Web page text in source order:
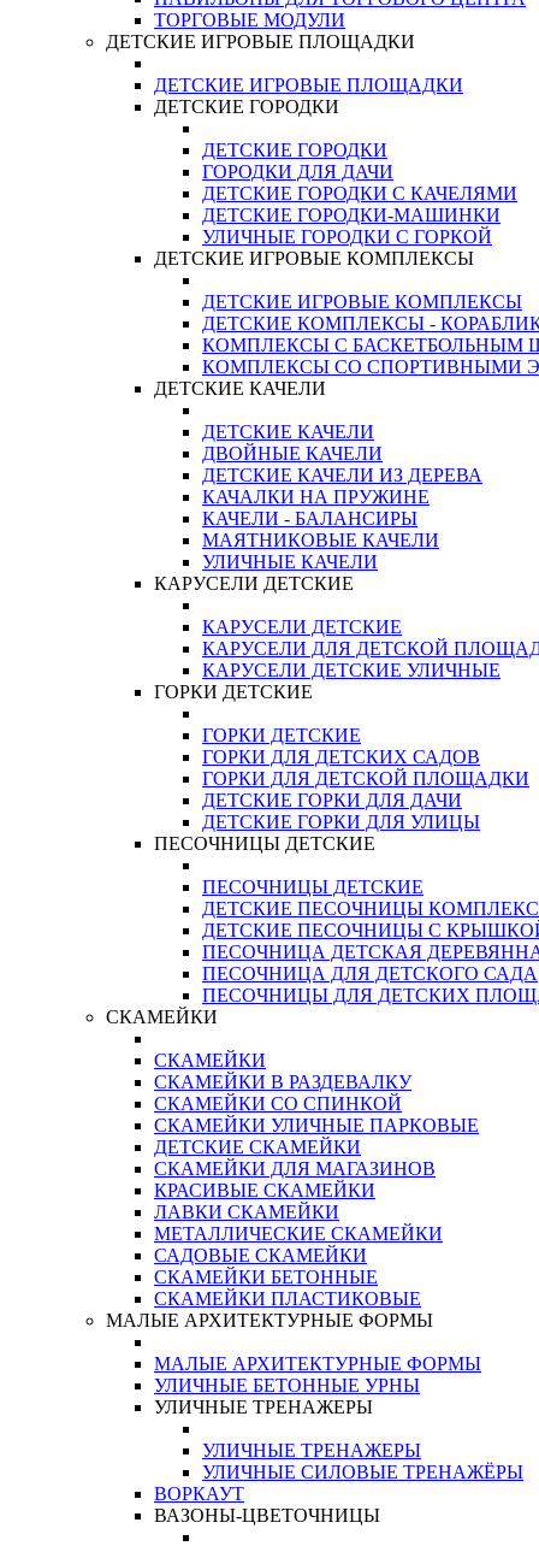
ТОРГОВЫЕ МОДУЛИ
ДЕТСКИЕ ИГРОВЫЕ ПЛОЩАДКИ
ДЕТСКИЕ ИГРОВЫЕ ПЛОЩАДКИ
ДЕТСКИЕ ГОРОДКИ
ДЕТСКИЕ ГОРОДКИ
ГОРОДКИ ДЛЯ ДАЧИ
ДЕТСКИЕ ГОРОДКИ С КАЧЕЛЯМИ
ДЕТСКИЕ ГОРОДКИ-МАШИНКИ
УЛИЧНЫЕ ГОРОДКИ С ГОРКОЙ
ДЕТСКИЕ ИГРОВЫЕ КОМПЛЕКСЫ
ДЕТСКИЕ ИГРОВЫЕ КОМПЛЕКСЫ
ДЕТСКИЕ КОМПЛЕКСЫ -
КОМПЛЕКСЫ С БАСКЕТБОЛЬНЫМ
КОМПЛЕКСЫ СО СПОРТИВНЫМИ
ДЕТСКИЕ КАЧЕЛИ
ДЕТСКИЕ КАЧЕЛИ
ДВОЙНЫЕ КАЧЕЛИ
ДЕТСКИЕ КАЧЕЛИ ИЗ ДЕРЕВА
КАЧАЛКИ НА ПРУЖИНЕ
КАЧЕЛИ - БАЛАНСИРЫ
МАЯТНИКОВЫЕ КАЧЕЛИ
УЛИЧНЫЕ КАЧЕЛИ
КАРУСЕЛИ ДЕТСКИЕ
КАРУСЕЛИ ДЕТСКИЕ
КАРУСЕЛИ ДЛЯ ДЕТСКОЙ
КАРУСЕЛИ ДЕТСКИЕ УЛИЧНЫЕ
ГОРКИ ДЕТСКИЕ
ГОРКИ ДЕТСКИЕ
ГОРКИ ДЛЯ ДЕТСКИХ САДОВ
ГОРКИ ДЛЯ ДЕТСКОЙ ПЛОЩАДКИ
ДЕТСКИЕ ГОРКИ ДЛЯ ДАЧИ
ДЕТСКИЕ ГОРКИ ДЛЯ УЛИЦЫ
ПЕСОЧНИЦЫ ДЕТСКИЕ
ПЕСОЧНИЦЫ ДЕТСКИЕ
ДЕТСКИЕ ПЕСОЧНИЦЫ
ДЕТСКИЕ ПЕСОЧНИЦЫ С
ПЕСОЧНИЦА ДЕТСКАЯ
ПЕСОЧНИЦА ДЛЯ ДЕТСКОГО САДА
ПЕСОЧНИЦЫ ДЛЯ ДЕТСКИХ
СКАМЕЙКИ
СКАМЕЙКИ
СКАМЕЙКИ В РАЗДЕВАЛКУ
СКАМЕЙКИ СО СПИНКОЙ
СКАМЕЙКИ УЛИЧНЫЕ ПАРКОВЫЕ
ДЕТСКИЕ СКАМЕЙКИ
СКАМЕЙКИ ДЛЯ МАГАЗИНОВ
КРАСИВЫЕ СКАМЕЙКИ
ЛАВКИ СКАМЕЙКИ
МЕТАЛЛИЧЕСКИЕ СКАМЕЙКИ
САДОВЫЕ СКАМЕЙКИ
СКАМЕЙКИ БЕТОННЫЕ
СКАМЕЙКИ ПЛАСТИКОВЫЕ
МАЛЫЕ АРХИТЕКТУРНЫЕ ФОРМЫ
МАЛЫЕ АРХИТЕКТУРНЫЕ ФОРМЫ
УЛИЧНЫЕ БЕТОННЫЕ УРНЫ
УЛИЧНЫЕ ТРЕНАЖЕРЫ
УЛИЧНЫЕ ТРЕНАЖЕРЫ
УЛИЧНЫЕ СИЛОВЫЕ ТРЕНАЖЁРЫ
ВОРКАУТ
ВАЗОНЫ-ЦВЕТОЧНИЦЫ